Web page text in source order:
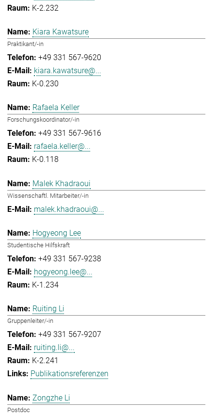
K-2.232
Kiara Kawatsure
Praktikant/-in
+49 331 567-9620
kiara.kawatsure@...
K-0.230
Rafaela Keller
Forschungskoordinator/-in
+49 331 567-9616
rafaela.keller@...
K-0.118
Malek Khadraoui
Wissenschaftl. Mitarbeiter/-in
malek.khadraoui@...
Hogyeong Lee
Studentische Hilfskraft
+49 331 567-9238
hogyeong.lee@...
K-1.234
Ruiting Li
Gruppenleiter/-in
+49 331 567-9207
ruiting.li@...
K-2.241
Publikationsreferenzen
Zongzhe Li
Postdoc